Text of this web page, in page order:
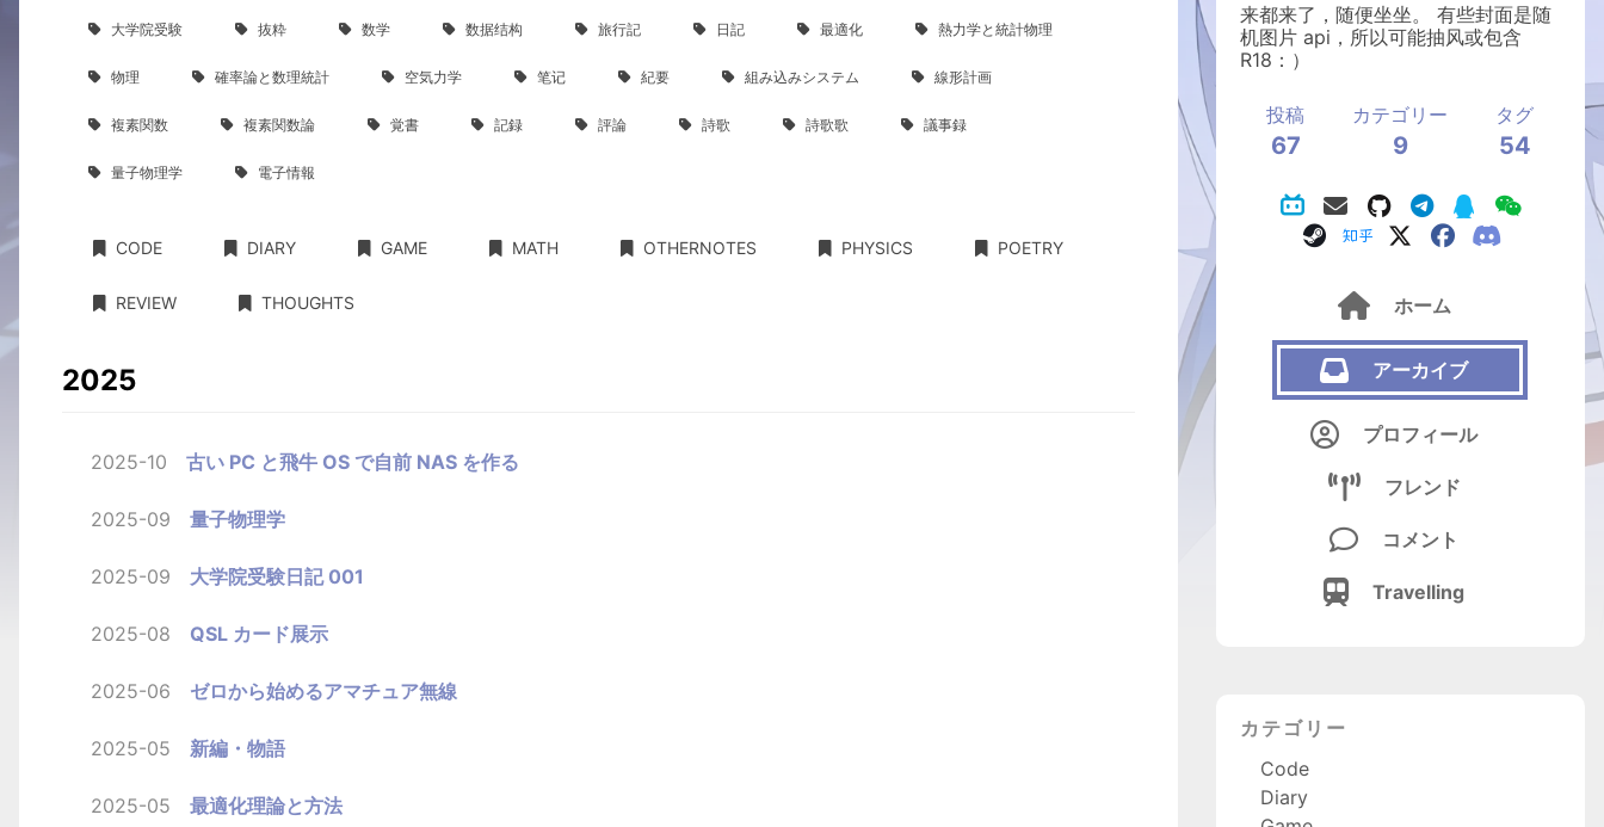
来都来了，随便坐坐。 有些封面是随
机图片 api，所以可能抽风或包含
R18：）
投稿
67
カテゴリー
9
タグ
54
 ホーム
 アーカイブ
 プロフィール
 フレンド
 コメント
 Travelling
カテゴリー
Code
Diary
大学院受験 抜粋 数学 数据结构 旅行記 日記 最適化 熱力学と統計物理
物理 確率論と数理統計 空気力学 笔记 紀要 組み込みシステム 線形計画
複素関数 複素関数論 覚書 記録 評論 詩歌 詩歌歌 議事録
量子物理学 電子情報
CODE DIARY GAME MATH OTHERNOTES PHYSICS POETRY
REVIEW THOUGHTS
2025
2025-10 古い PC と飛牛 OS で自前 NAS を作る
2025-09 量子物理学
2025-09 大学院受験日記 001
2025-08 QSL カード展示
2025-06 ゼロから始めるアマチュア無線
2025-05 新編・物語
2025-05 最適化理論と方法